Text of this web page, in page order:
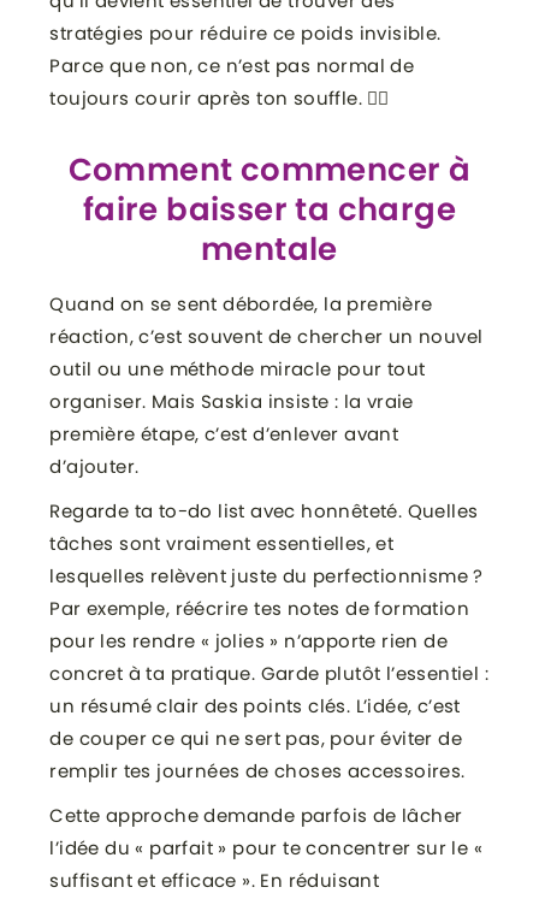
stratégies pour réduire ce poids invisible.
Parce que non, ce n’est pas normal de
toujours courir après ton souffle. 🙅‍♀️
Comment commencer à
faire baisser ta charge
mentale
Quand on se sent débordée, la première
réaction, c’est souvent de chercher un nouvel
outil ou une méthode miracle pour tout
organiser. Mais Saskia insiste : la vraie
première étape, c’est d’enlever avant
d’ajouter.
Regarde ta to-do list avec honnêteté. Quelles
tâches sont vraiment essentielles, et
lesquelles relèvent juste du perfectionnisme ?
Par exemple, réécrire tes notes de formation
pour les rendre « jolies » n’apporte rien de
concret à ta pratique. Garde plutôt l’essentiel :
un résumé clair des points clés. L’idée, c’est
de couper ce qui ne sert pas, pour éviter de
remplir tes journées de choses accessoires.
Cette approche demande parfois de lâcher
l’idée du « parfait » pour te concentrer sur le «
suffisant et efficace ». En réduisant